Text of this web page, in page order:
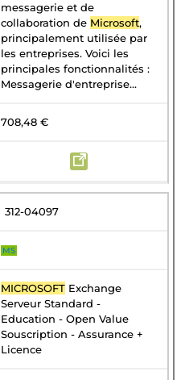
messagerie et de
collaboration de Microsoft,
principalement utilisée par
les entreprises. Voici les
principales fonctionnalités :
Messagerie d'entreprise...
708,48 €
312-04097
MS
MICROSOFT Exchange
Serveur Standard -
Education - Open Value
Souscription - Assurance +
Licence